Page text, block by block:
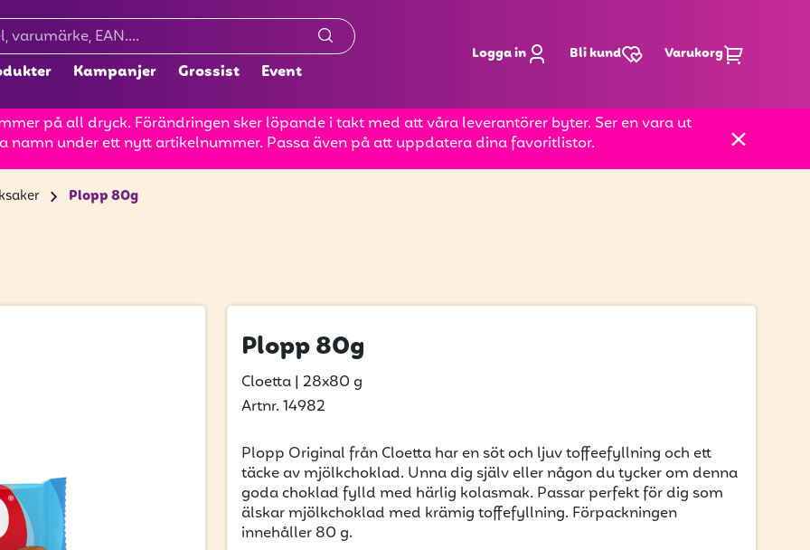
Kampanjer Grossist Event
Logga in Bli kund Varukorg
på all dryck. Förändringen sker löpande i takt med att våra leverantörer byter. Ser en vara ut
namn under ett nytt artikelnummer. Passa även på att uppdatera dina favoritlistor.
Plopp 80g
Plopp 80g
Cloetta | 28x80 g
Artnr. 14982
Plopp Original från Cloetta har en söt och ljuv toffeefyllning och ett
täcke av mjölkchoklad. Unna dig själv eller någon du tycker om denna
goda choklad fylld med härlig kolasmak. Passar perfekt för dig som
älskar mjölkchoklad med krämig toffefyllning. Förpackningen
innehåller 80 g.